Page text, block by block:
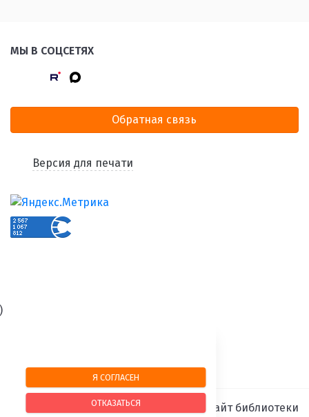
МЫ В СОЦСЕТЯХ
Обратная связь
Версия для печати
SIMAI-SF4: Сайт библиотеки
Я СОГЛАСЕН
ОТКАЗАТЬСЯ